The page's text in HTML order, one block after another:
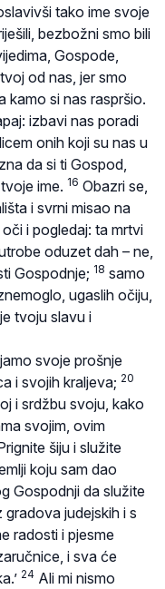
tako ime svoje
bezbožni smo bili
Gospode,
od nas, jer smo
kamo si nas raspršio.
izbavi nas poradi
onih koji su nas u
da si ti Gospod,
ime. 16 Obazri se,
i svrni misao na
i pogledaj: ta mrtvi
oduzet dah – ne,
Gospodnje; 18 samo
ugaslih očiju,
tvoju slavu i
svoje prošnje
i svojih kraljeva; 20
i srdžbu svoju, kako
svojim, ovim
šiju i služite
koju sam dao
Gospodnji da služite
gradova judejskih i s
radosti i pjesme
i sva će
24 Ali mi nismo